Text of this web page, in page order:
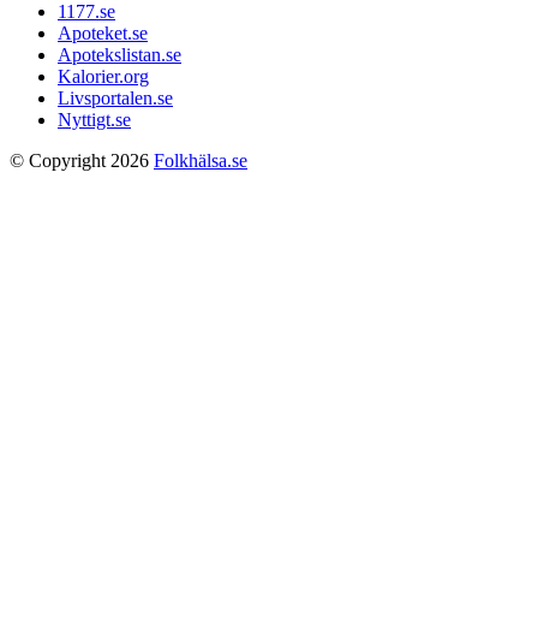
1177.se
Apoteket.se
Apotekslistan.se
Kalorier.org
Livsportalen.se
Nyttigt.se
© Copyright 2026 Folkhälsa.se